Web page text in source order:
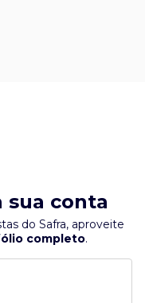
sua conta
do Safra, aproveite
completo.